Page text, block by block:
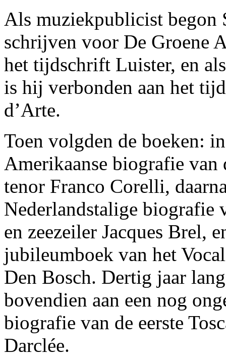
Als muziekpublicist begon
schrijven voor De Groene
het tijdschrift Luister, en
is hij verbonden aan het
d’Arte.
Toen volgden de boeken:
Amerikaanse biografie van
tenor Franco Corelli,
Nederlandstalige biografie
en zeezeiler Jacques Brel,
jubileumboek van het
Den Bosch. Dertig jaar
bovendien aan een nog
biografie van de eerste
Darclée.